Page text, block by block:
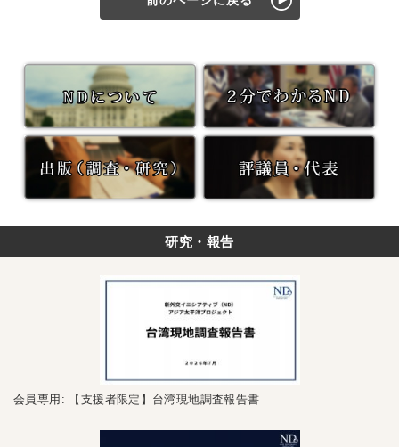
研究・報告
会員専用: 【支援者限定】台湾現地調査報告書